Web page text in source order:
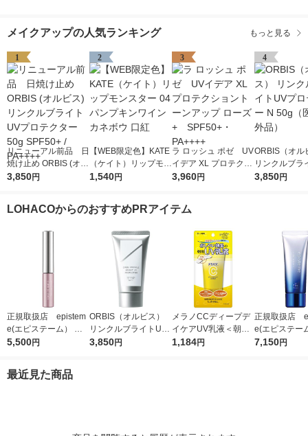
メイクアップの人気ランキング もっと見る
1
リニューアル前品 日
焼け止め ORBIS (オル
ビス) リンクルブライ
3,850円
2
【WEB限定色】KATE
（ケイト）リップモン
スター 04 パンプキン
1,540円
3
ラ ロッシュ ポゼ UV
イデア XL プロテクシ
ョントーンアップ ロ
3,960円
4
ORBIS（オル
リンクルブラ
プロテクター
3,850円
LOHACOからのおすすめPRアイテム
正規取扱店 epistem
e(エピステーム） パ
ワライズラッシュセラ
5,500円
ORBIS（オルビス）
リンクルブライトUV
プロテクター N 50g
3,850円
メラノCCディープデ
イケアUV乳液＜朝用
日焼け止め乳液＞50g
1,184円
正規取扱店
e(エピステー
ワイトUVレ
7,150円
最近見た商品